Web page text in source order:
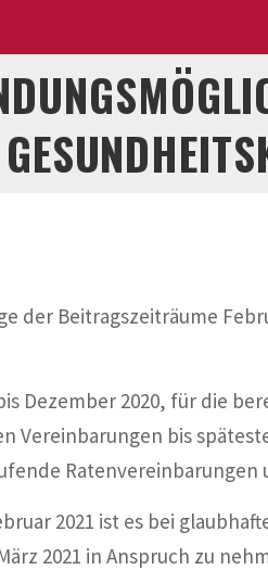
der Beitragszeiträume
Dezember 2020, für die
Vereinbarungen bis
Ratenvereinbarungen
2021 ist es bei
2021 in Anspruch zu